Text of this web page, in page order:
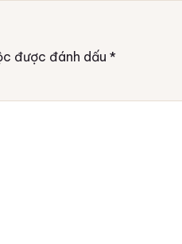
được đánh dấu *